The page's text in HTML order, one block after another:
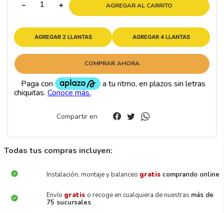
＋
－ AGREGAR AL CARRITO
AGREGAR 2 LLANTAS AGREGAR 4 LLANTAS
COMPRAR AHORA
Compartir en
Todas tus compras incluyen:
Instalación, montaje y balanceo gratis comprando online
Envío gratis o recoge en cualquiera de nuestras más de
75 sucursales